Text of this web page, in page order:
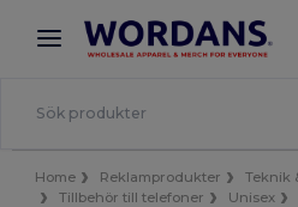
× Wordans-app
Bättre priser i appen!
Home Reklamprodukter
Teknik
Tillbehör till telefoner
Unisex